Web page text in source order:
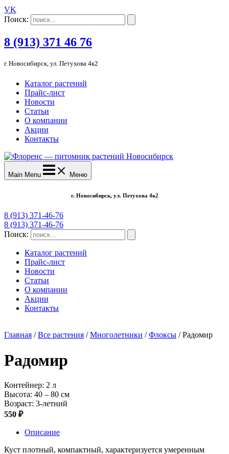
VK
Поиск:
8 (913) 371 46 76
г. Новосибирск, ул. Петухова 4к2
Каталог растений
Прайс-лист
Новости
Статьи
О компании
Акции
Контакты
Main Menu Меню
г. Новосибирск, ул. Петухова 4к2
8 (913) 371-46-76
8 (913) 371-46-76
Поиск:
Каталог растений
Прайс-лист
Новости
Статьи
О компании
Акции
Контакты
Главная /Все растения /Многолетники /Флоксы / Радомир
Радомир
Контейнер: 2 л
Высота: 40 – 80 см
Возраст: 3-летний
550 ₽
Описание
Куст плотный, компактный, характеризуется умеренным